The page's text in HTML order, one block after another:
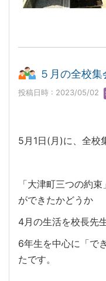
５月の全校集
投稿日時 : 2023/05/02
5月1日(月)に、全校
「大津町三つの約
ができたかどうか
4月の生活を校長先
6年生を中心に「で
たです。